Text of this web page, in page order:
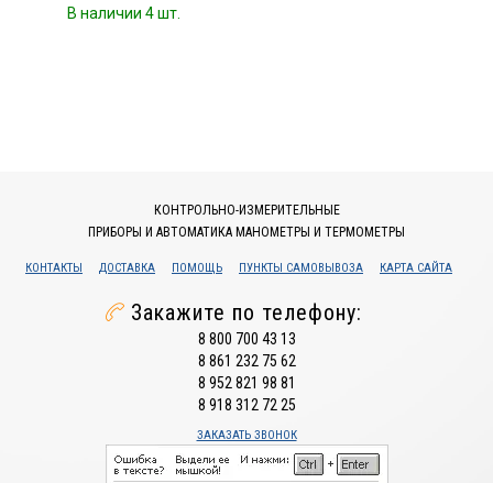
В наличии 4 шт.
КОНТРОЛЬНО-ИЗМЕРИТЕЛЬНЫЕ
ПРИБОРЫ И АВТОМАТИКА МАНОМЕТРЫ И ТЕРМОМЕТРЫ
КОНТАКТЫ ДОСТАВКА ПОМОЩЬ ПУНКТЫ САМОВЫВОЗА КАРТА САЙТА
Закажите по телефону:
8 800 700 43 13
8 861 232 75 62
8 952 821 98 81
8 918 312 72 25
ЗАКАЗАТЬ ЗВОНОК